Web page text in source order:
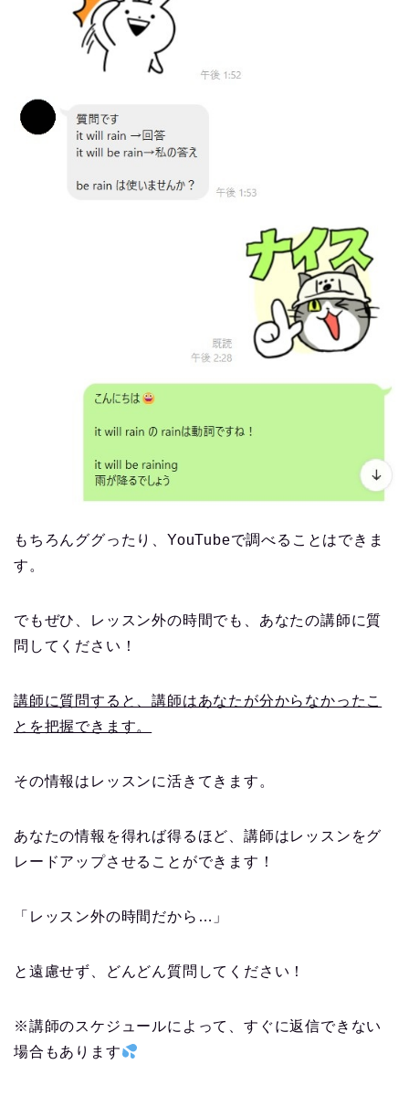
もちろんググったり、YouTubeで調べることはできま
す。
でもぜひ、レッスン外の時間でも、あなたの講師に質
問してください！
講師に質問すると、講師はあなたが分からなかったこ
とを把握できます。
その情報はレッスンに活きてきます。
あなたの情報を得れば得るほど、講師はレッスンをグ
レードアップさせることができます！
「レッスン外の時間だから…」
と遠慮せず、どんどん質問してください！
※講師のスケジュールによって、すぐに返信できない
場合もあります